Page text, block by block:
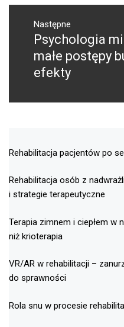
Nawigacja
wpisuNastępne
Następny
post:
Psychologia
małe postępy
efekty
Rehabilitacja pacjentów po
Rehabilitacja osób z
i strategie terapeutyczne
Terapia zimnem i ciepłem w
niż krioterapia
VR/AR w rehabilitacji –
do sprawności
Rola snu w procesie